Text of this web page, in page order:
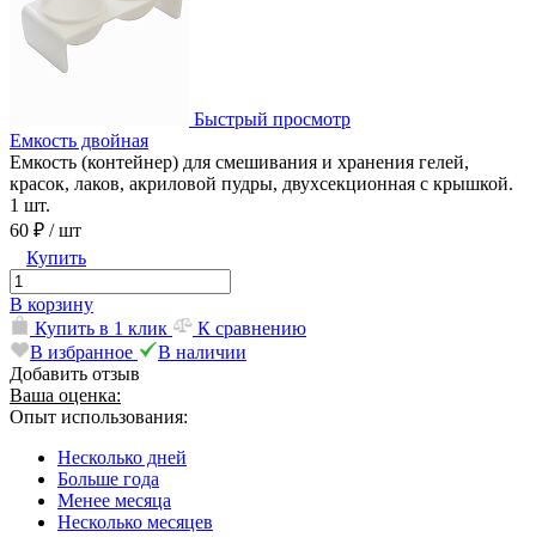
Быстрый просмотр
Емкость двойная
Емкость (контейнер) для смешивания и хранения гелей,
красок, лаков, акриловой пудры, двухсекционная с крышкой.
1 шт.
60 ₽ / шт
Купить
В корзину
Купить в 1 клик
К сравнению
В избранное
В наличии
Добавить отзыв
Ваша оценка:
Опыт использования:
Несколько дней
Больше года
Менее месяца
Несколько месяцев